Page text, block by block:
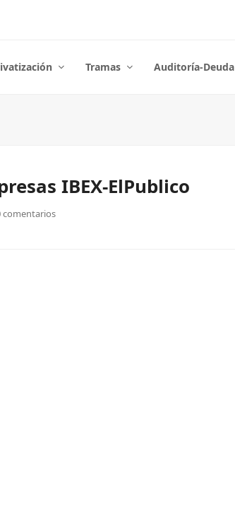
Tramas Auditoría-Deuda
IBEX-ElPublico
comentarios